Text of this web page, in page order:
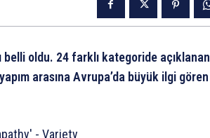
belli oldu. 24 farklı kategoride açıklanan
arasına Avrupa’da büyük ilgi gören